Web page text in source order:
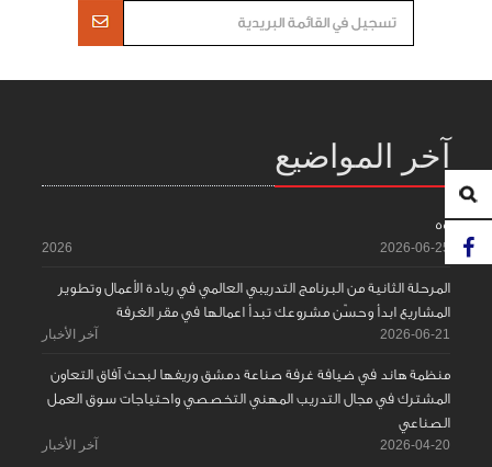
آخر المواضيع
55
2026-06-25
2026
المرحلة الثانية من البرنامج التدريبي العالمي في ريادة الأعمال وتطوير
المشاريع ابدأ وحسّن مشروعك تبدأ اعمالها في مقر الغرفة
2026-06-21 آخر الأخبار
منظمة هاند في ضيافة غرفة صناعة دمشق وريفها لبحث آفاق التعاون
المشترك في مجال التدريب المهني التخصصي واحتياجات سوق العمل
الصناعي
2026-04-20 آخر الأخبار